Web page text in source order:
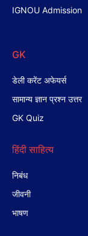
IGNOU Admission
GK
डेली करेंट अफेयर्स
सामान्य ज्ञान प्रश्न उत्तर
GK Quiz
हिंदी साहित्य
निबंध
जीवनी
भाषण